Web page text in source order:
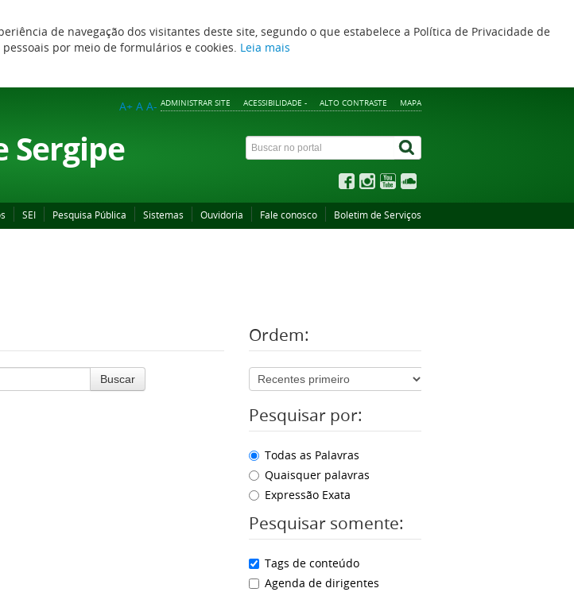
de navegação dos visitantes deste site, segundo o que estabelece a Política de Privacidade de
por meio de formulários e cookies. Leia mais
ADMINISTRAR SITE ACESSIBILIDADE - ALTO CONTRASTE MAPA
A+ A A-
Sergipe
SEI Pesquisa Pública Sistemas Ouvidoria Fale conosco Boletim de Serviços
Buscar
Ordem:
Pesquisar por:
Todas as Palavras
Quaisquer palavras
Expressão Exata
Pesquisar somente:
Tags de conteúdo
Agenda de dirigentes